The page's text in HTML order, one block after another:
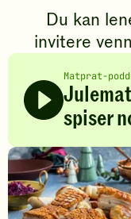
a
Du kan
invitere
Matprat-
spiser
J
u
l